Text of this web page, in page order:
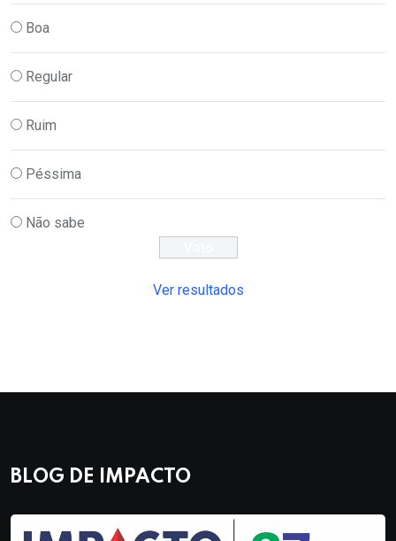
Boa
Regular
Ruim
Péssima
Não sabe
Ver resultados
BLOG DE IMPACTO